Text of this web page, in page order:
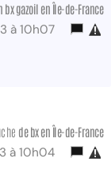
bx gazoil en Île-de-France
à 10h07
de bxen Île-de-France
à 10h04